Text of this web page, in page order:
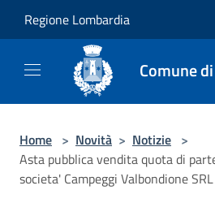
Regione Lombardia
Comune
Home > Novità > Notizie >
Asta pubblica vendita quota di
societa' Campeggi Valbondione SRL